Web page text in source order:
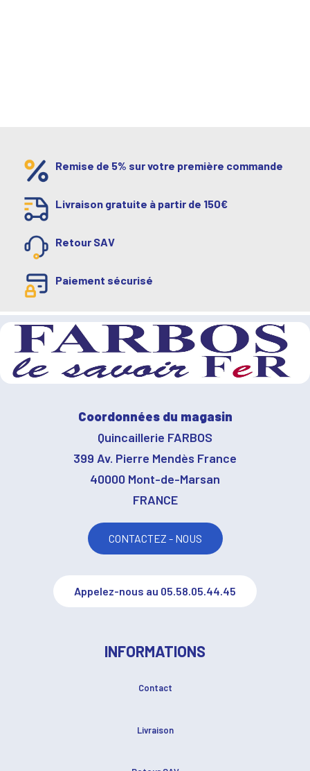
Remise de 5% sur votre première commande
Livraison gratuite à partir de 150€
Retour SAV
Paiement sécurisé
Coordonnées du magasin
Quincaillerie FARBOS
399 Av. Pierre Mendès France
40000 Mont-de-Marsan
FRANCE
CONTACTEZ - NOUS
Appelez-nous au 05.58.05.44.45
INFORMATIONS
Contact
Livraison